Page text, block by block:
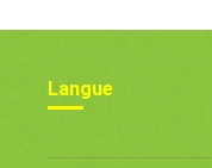
Langue